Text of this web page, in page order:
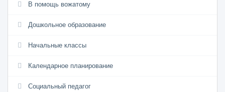
В помощь вожатому
Дошкольное образование
Начальные классы
Календарное планирование
Социальный педагог